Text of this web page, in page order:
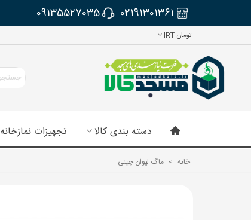
02191301361
09135527035
تومان IRT
دسته بندی کالا تجهیزات نمازخانه
خانه > ماگ لیوان چینی